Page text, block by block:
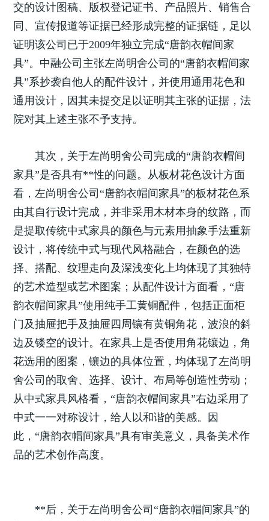
交的设计图稿、版权登记证书、产品照片、销售合
同、宣传报道等证据已经形成完整的证据链，足以
证明该公司已于2009年独立完成“唐韵衣帽间家
具”。中融公司主张左尚明舍公司的“唐韵衣帽间家
具”系抄袭自他人的配件设计，并使用通用花色和
通用设计，因其未提交足以证明其主张的证据，法
院对其上述主张不予支持。
其次，关于左尚明舍公司完成的“唐韵衣帽间
家具”是否具有**性的问题。从板材花色设计方面
看，左尚明舍公司“唐韵衣帽间家具”的板材花色系
由其自行设计完成，并非采用木材本身的纹路，而
是提取传统中式家具的颜色与元素用抽象手法重新
设计，将传统中式与现代风格融合，在颜色的选
择、搭配、纹理走向及深浅变化上均体现了其独特
的艺术造型或艺术图案；从配件设计方面看，“唐
韵衣帽间家具”使用纯手工黄铜配件，包括正面柜
门及抽屉把手及抽屉四周镶有黄铜角花，波浪的斜
边及镂空的设计。在家具上是否使用角花镶边，角
花选用的图案，镶边的具体位置，均体现了左尚明
舍公司的取舍、选择、设计、布局等创造性劳动；
从中式家具风格看，“唐韵衣帽间家具”右边采用了
中式一一对称设计，给人以和谐的美感。因
此，“唐韵衣帽间家具”具有审美意义，具备美术作
品的艺术创作高度。
**后，关于左尚明舍公司“唐韵衣帽间家具”的